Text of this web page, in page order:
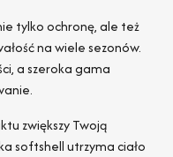
tylko ochronę, ale też
na wiele sezonów.
a szeroka gama
zwiększy Twoją
softshell utrzyma ciało